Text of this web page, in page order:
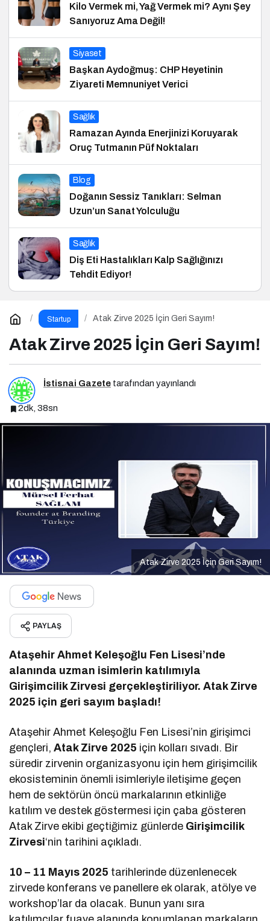
Kilo Vermek mi, Yağ Vermek mi? Aynı Şey
Sanıyoruz Ama Değil!
Siyaset
Başkan Aydoğmuş: CHP Heyetinin
Ziyareti Memnuniyet Verici
Sağlık
Ramazan Ayında Enerjinizi Koruyarak
Oruç Tutmanın Püf Noktaları
Blog
Doğanın Sessiz Tanıkları: Selman
Uzun’un Sanat Yolculuğu
Sağlık
Diş Eti Hastalıkları Kalp Sağlığınızı
Tehdit Ediyor!
Startup Atak Zirve 2025 İçin Geri Sayım!
Atak Zirve 2025 İçin Geri Sayım!
İstisnai Gazete tarafından yayınlandı
2dk, 38sn
Atak Zirve 2025 İçin Geri Sayım!
PAYLAŞ
Ataşehir Ahmet Keleşoğlu Fen Lisesi’nde
alanında uzman isimlerin katılımıyla
Girişimcilik Zirvesi gerçekleştiriliyor. Atak Zirve
2025 için geri sayım başladı!
Ataşehir Ahmet Keleşoğlu Fen Lisesi’nin girişimci
gençleri,Atak Zirve 2025 için kolları sıvadı. Bir
süredir zirvenin organizasyonu için hem girişimcilik
ekosisteminin önemli isimleriyle iletişime geçen
hem de sektörün öncü markalarının etkinliğe
katılım ve destek göstermesi için çaba gösteren
Atak Zirve ekibi geçtiğimiz günlerde Girişimcilik
Zirvesi‘nin tarihini açıkladı.
10 – 11 Mayıs 2025 tarihlerinde düzenlenecek
zirvede konferans ve panellere ek olarak, atölye ve
workshop’lar da olacak. Bunun yanı sıra